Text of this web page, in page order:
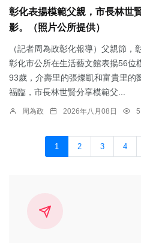
彰化表揚模範父親，市長林世
影。（照片公所提供）
（記者周為政彰化報導）父親節，
彰化市公所在生活藝文館表揚56位
93歲，介壽里的張燦凱和富貴里的
福臨，市長林世賢分享模範父...
周為政 2026年八月08日
1 2 3 4